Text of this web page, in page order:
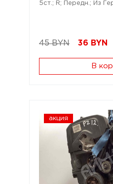
5ст.; R; Передн.; Из
45 BYN 36 BYN
В
акция